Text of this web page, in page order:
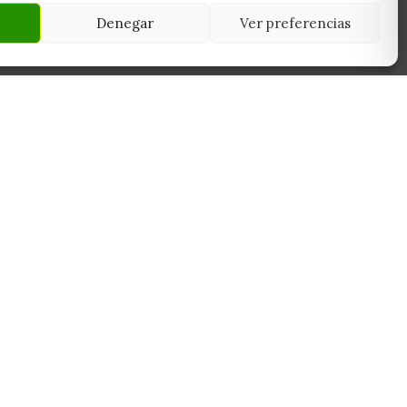
Denegar Ver preferencias